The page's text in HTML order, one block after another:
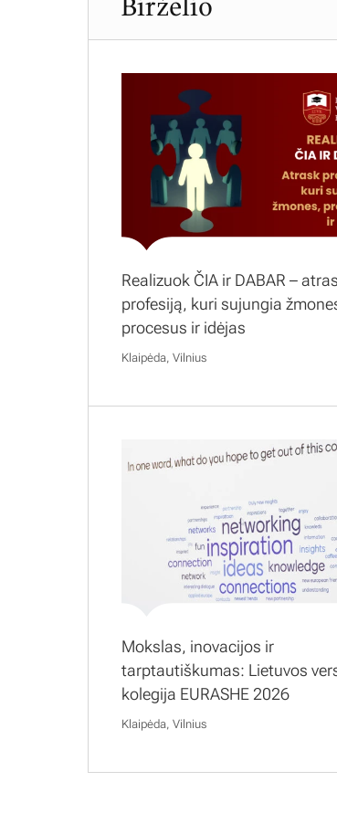
Realizuok ČIA ir DABAR –
profesiją, kuri sujungia
procesus ir idėjas
Klaipėda, Vilnius
Mokslas, inovacijos ir
tarptautiškumas: Lietuvos
kolegija EURASHE 2026
Klaipėda, Vilnius